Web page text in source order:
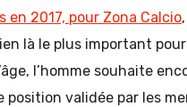
en 2017, pour Zona Calcio
là le plus important pour
l’homme souhaite
position validée par les